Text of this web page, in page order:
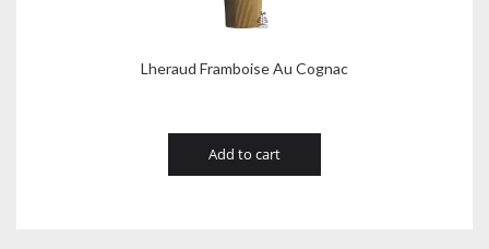
Lheraud Framboise Au Cognac
Add to cart